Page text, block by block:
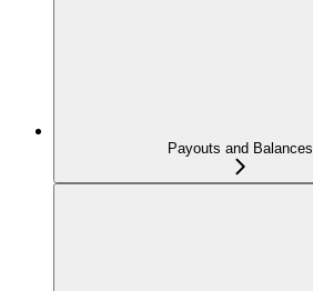
Payouts and Balances